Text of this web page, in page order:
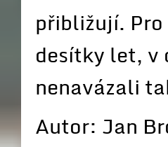
přibližují. Pro
desítky let, v
nenavázali
Autor: Jan